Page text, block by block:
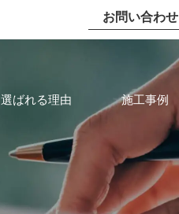
お問い合わせ
選ばれる理由 施工事例